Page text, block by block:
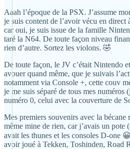
Aaah l’époque de la PSX. J’assume
je suis content de l’avoir vécu en direct
car oui, je suis issue de la famille
taré la N64. De toute façon niveau
rien d’autre. Sortez les violons. 🤣
De toute façon, le JV c’était Nintendo
avouer quand même, que je suivais
notamment via Console +, cette couv
je me suis séparé de tous mes numéros
numéro 0, celui avec la couverture de
Mes premiers souvenirs avec la bécane
même mine de rien, car j’avais un pote
avait les thunes et les consoles D-one
avoir joué à Tekken, Toshinden, Road